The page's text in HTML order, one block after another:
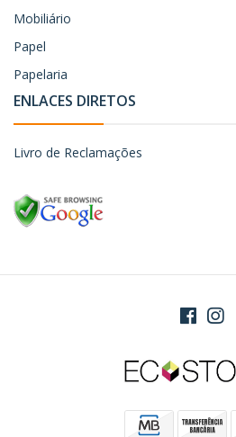
Mobiliário
Papel
Papelaria
ENLACES DIRETOS
Livro de Reclamações